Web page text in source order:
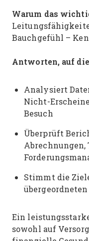
Warum das
Bauchgefühl –
Antworten, auf
Analysiert
Nicht-
Besuch
Überprüft
Abrechnungen,
Stimmt die
Ein
sowohl auf